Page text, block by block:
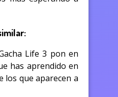
Life 3 pon en
has aprendido en
los que aparecen a